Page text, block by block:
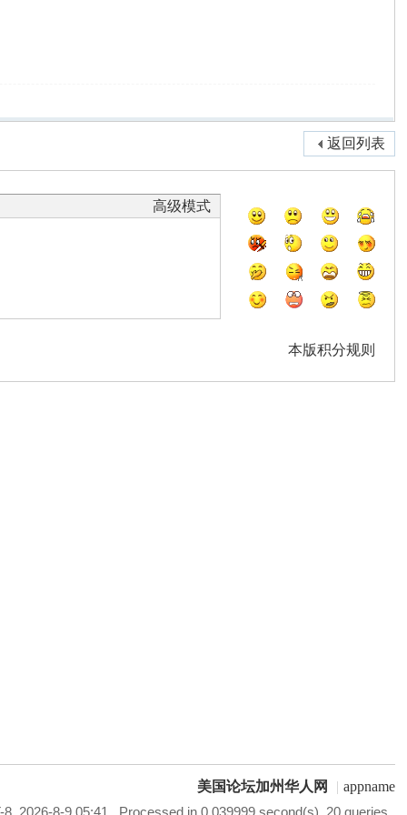
返回列表
高级模式
本版积分规则
美国论坛加州华人网 | appname
2026-8-9 05:41
, Processed in 0.039999 second(s), 20 queries .